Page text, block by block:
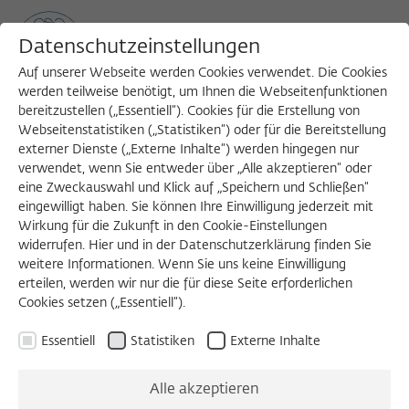
MENU
Search
Datenschutzeinstellungen
Auf unserer Webseite werden Cookies verwendet. Die Cookies
werden teilweise benötigt, um Ihnen die Webseitenfunktionen
bereitzustellen („Essentiell“). Cookies für die Erstellung von
Webseitenstatistiken („Statistiken“) oder für die Bereitstellung
externer Dienste („Externe Inhalte“) werden hingegen nur
verwendet, wenn Sie entweder über „Alle akzeptieren“ oder
eine Zweckauswahl und Klick auf „Speichern und Schließen“
eingewilligt haben. Sie können Ihre Einwilligung jederzeit mit
Wirkung für die Zukunft in den Cookie-Einstellungen
widerrufen. Hier und in der Datenschutzerklärung finden Sie
weitere Informationen. Wenn Sie uns keine Einwilligung
erteilen, werden wir nur die für diese Seite erforderlichen
Cookies setzen („Essentiell“).
Essentiell Statistiken Externe Inhalte
Alle akzeptieren